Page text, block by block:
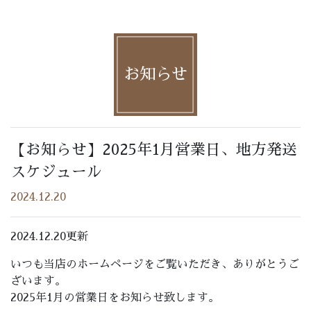
お知らせ
【お知らせ】2025年1月営業日、地方発送
スケジュール
2024.12.20
2024.12.20更新
いつも当店のホームページをご覧いただき、ありがとうご
ざいます。
2025年1月の営業日をお知らせ致します。